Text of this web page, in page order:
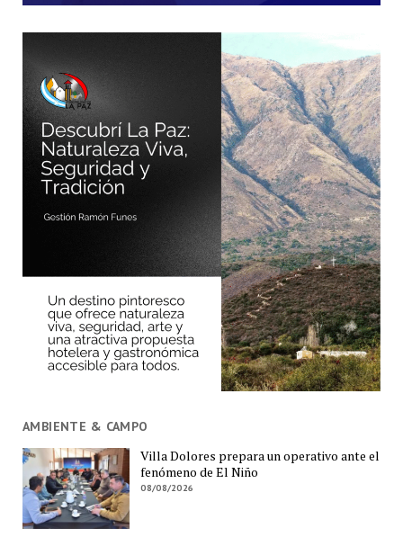
AMBIENTE & CAMPO
Villa Dolores prepara un operativo ante el
fenómeno de El Niño
08/08/2026